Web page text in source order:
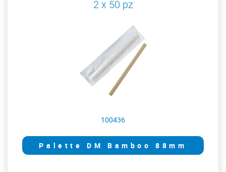
2 x 50 pz
100436
Palette DM Bamboo 88mm